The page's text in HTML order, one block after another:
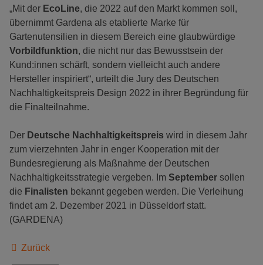
„Mit der EcoLine, die 2022 auf den Markt kommen soll,
übernimmt Gardena als etablierte Marke für
Gartenutensilien in diesem Bereich eine glaubwürdige
Vorbildfunktion, die nicht nur das Bewusstsein der
Kund:innen schärft, sondern vielleicht auch andere
Hersteller inspiriert“, urteilt die Jury des Deutschen
Nachhaltigkeitspreis Design 2022 in ihrer Begründung für
die Finalteilnahme.
Der Deutsche Nachhaltigkeitspreis wird in diesem Jahr
zum vierzehnten Jahr in enger Kooperation mit der
Bundesregierung als Maßnahme der Deutschen
Nachhaltigkeitsstrategie vergeben. Im September sollen
die Finalisten bekannt gegeben werden. Die Verleihung
findet am 2. Dezember 2021 in Düsseldorf statt.
(GARDENA)
Zurück